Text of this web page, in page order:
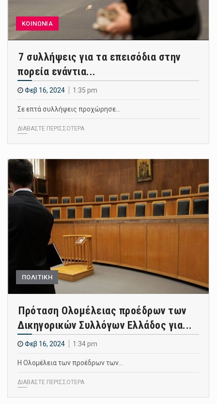
ΚΟΙΝΩΝΙΑ
7 συλλήψεις για τα επεισόδια στην
πορεία ενάντια...
Φεβ 16, 2024 1:35 pm
Σε επτά συλλήψεις προχώρησε…
ΔΙΑΒΑΣΤΕ ΠΕΡΙΣΣΟΤΕΡΑ
ΠΟΛΙΤΙΚΗ
Πρόταση Ολομέλειας προέδρων των
Δικηγορικών Συλλόγων Ελλάδος για...
Φεβ 16, 2024 1:34 pm
Η Ολομέλεια των προέδρων των…
ΔΙΑΒΑΣΤΕ ΠΕΡΙΣΣΟΤΕΡΑ